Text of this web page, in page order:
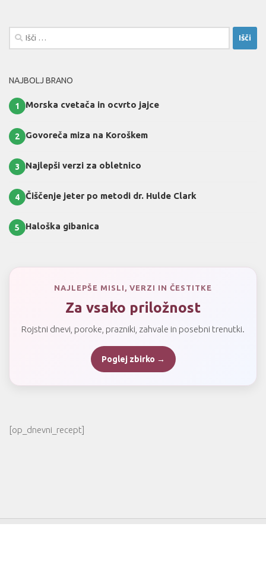
Išči:
NAJBOLJ BRANO
1 Morska cvetača in ocvrto jajce
2 Govoreča miza na Koroškem
3 Najlepši verzi za obletnico
4 Čiščenje jeter po metodi dr. Hulde Clark
5 Haloška gibanica
NAJLEPŠE MISLI, VERZI IN ČESTITKE
Za vsako priložnost
Rojstni dnevi, poroke, prazniki, zahvale in posebni trenutki.
Poglej zbirko →
[op_dnevni_recept]